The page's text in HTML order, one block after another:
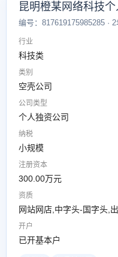
昆明橙某网络科技
编号：817619175985285 · 2
行业
科技类
类别
空壳公司
公司类型
个人独资公司
纳税
小规模
注册资本
300.00万元
资质
网站网店,中字头-国字头,
开户
已开基本户